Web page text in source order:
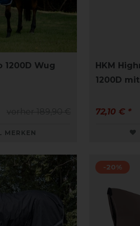
1200D Wug
MERKEN
HKM
1200D
72,10 € *
-20%